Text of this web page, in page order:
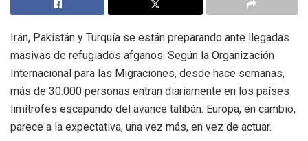
Irán, Pakistán y Turquía se están preparando ante llegadas
masivas de refugiados afganos. Según la Organización
Internacional para las Migraciones, desde hace semanas,
más de 30.000 personas entran diariamente en los países
limítrofes escapando del avance talibán. Europa, en cambio,
parece a la expectativa, una vez más, en vez de actuar.